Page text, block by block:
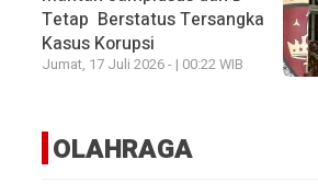
Tetap Berstatus Tersangka
Kasus Korupsi
Jumat, 17 Juli 2026 - | 00:22 WIB
OLAHRAGA